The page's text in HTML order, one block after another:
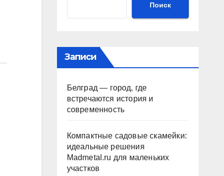
Поиск
Записи
Белград — город, где
встречаются история и
современность
Компактные садовые скамейки:
идеальные решения
Madmetal.ru для маленьких
участков